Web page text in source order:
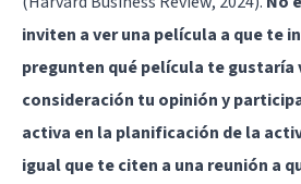
inviten a ver una película a que te
pregunten qué película te gustaría
consideración tu opinión y
activa en la planificación de la
igual que te citen a una reunión a